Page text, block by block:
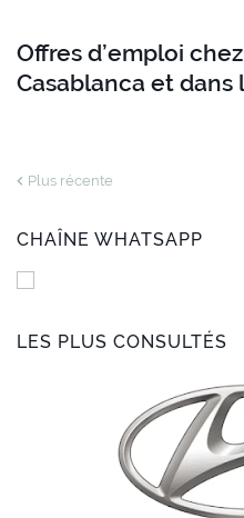
Offres d’emploi
Casablanca et dans
Plus récente
CHAÎNE WHATSAPP
LES PLUS CONSULTÉS